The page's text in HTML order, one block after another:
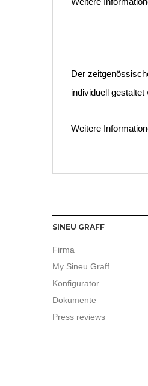
Der
individuell gestaltet
Weitere
SINEU GRAFF
Firma
My Sineu Graff
Konfigurator
Dokumente
Press reviews